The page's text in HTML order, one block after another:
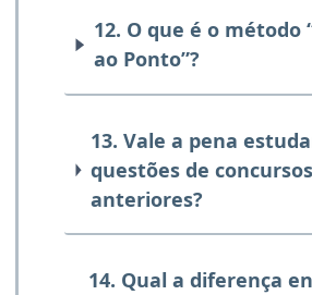
12. O que é o método
ao Ponto”?
13. Vale a pena
questões de concursos
anteriores?
14. Qual a diferença